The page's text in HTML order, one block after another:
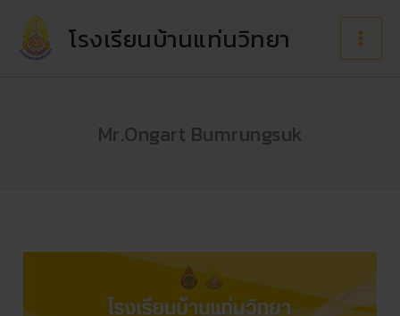
content
โรงเรียนบ้านแท่นวิทยา
Mr.Ongart Bumrungsuk